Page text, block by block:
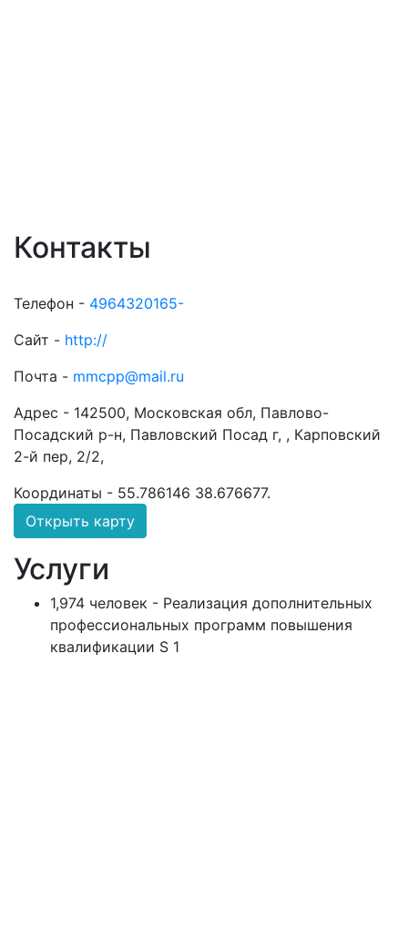
Контакты
Телефон - 4964320165-
Сайт - http://
Почта - mmcpp@mail.ru
Адрес - 142500, Московская обл, Павлово-
Посадский р-н, Павловский Посад г, , Карповский
2-й пер, 2/2,
Координаты - 55.786146 38.676677.
Открыть карту
Услуги
1,974 человек - Реализация дополнительных
профессиональных программ повышения
квалификации S 1